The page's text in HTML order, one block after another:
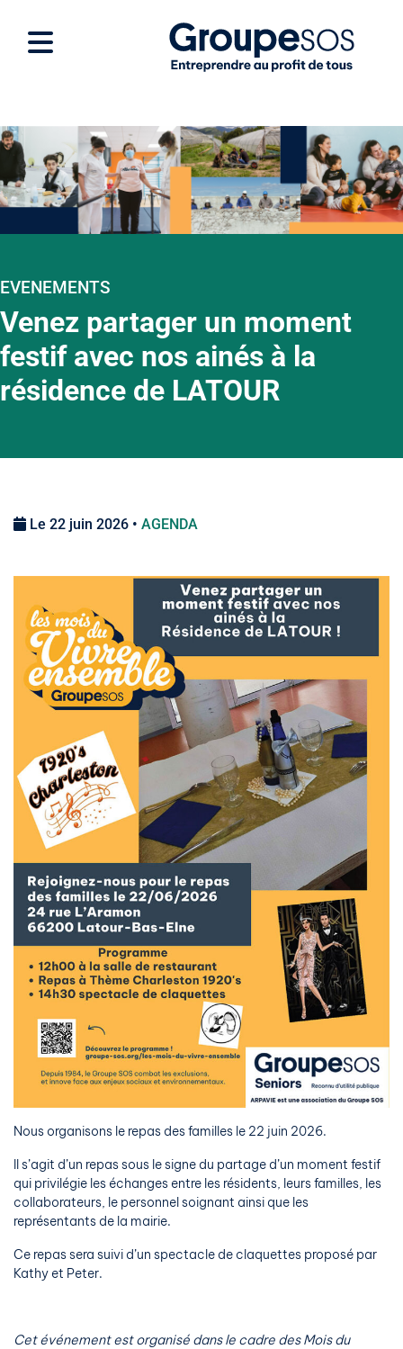
EVENEMENTS
Venez partager un moment
festif avec nos ainés à la
résidence de LATOUR
Le 22 juin 2026 • AGENDA
Nous organisons le repas des familles le 22 juin 2026.
Il s’agit d’un repas sous le signe du partage d’un moment festif
qui privilégie les échanges entre les résidents, leurs familles, les
collaborateurs, le personnel soignant ainsi que les
représentants de la mairie.
Ce repas sera suivi d’un spectacle de claquettes proposé par
Kathy et Peter.
Cet événement est organisé dans le cadre des Mois du